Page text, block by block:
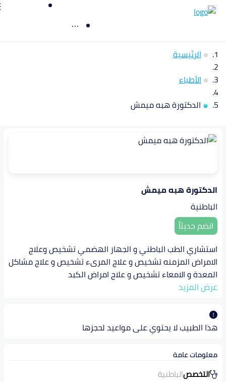
الرئيسية
الأطباء
الدكتورة هبه ميمش
الدكتورة هبه ميمش
الباطنية
انضم حديثاً
استشاري الطب الباطني و الجهاز الهضمي تشخيص وعلاج
الامراض المزمنه تشخيص و علاج المرىء تشخيص و علاج مشاكل
المعدة و الامعاء تشخيص و علاج امراض الكبد
عرض المزيد
هذا الطبيب لا يحتوي على مواعيد لحجزها
معلومات عامة
التخصصالباطنية